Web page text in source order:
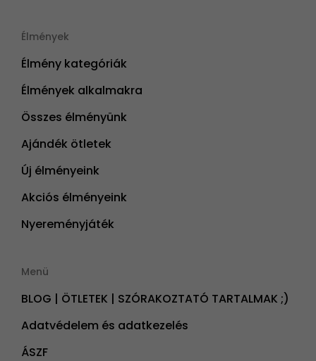
Élmények
Élmény kategóriák
Élmények alkalmakra
Összes élményünk
Ajándék ötletek
Új élményeink
Akciós élményeink
Nyereményjáték
Menü
BLOG | ÖTLETEK | SZÓRAKOZTATÓ TARTALMAK ;)
Adatvédelem és adatkezelés
ÁSZF